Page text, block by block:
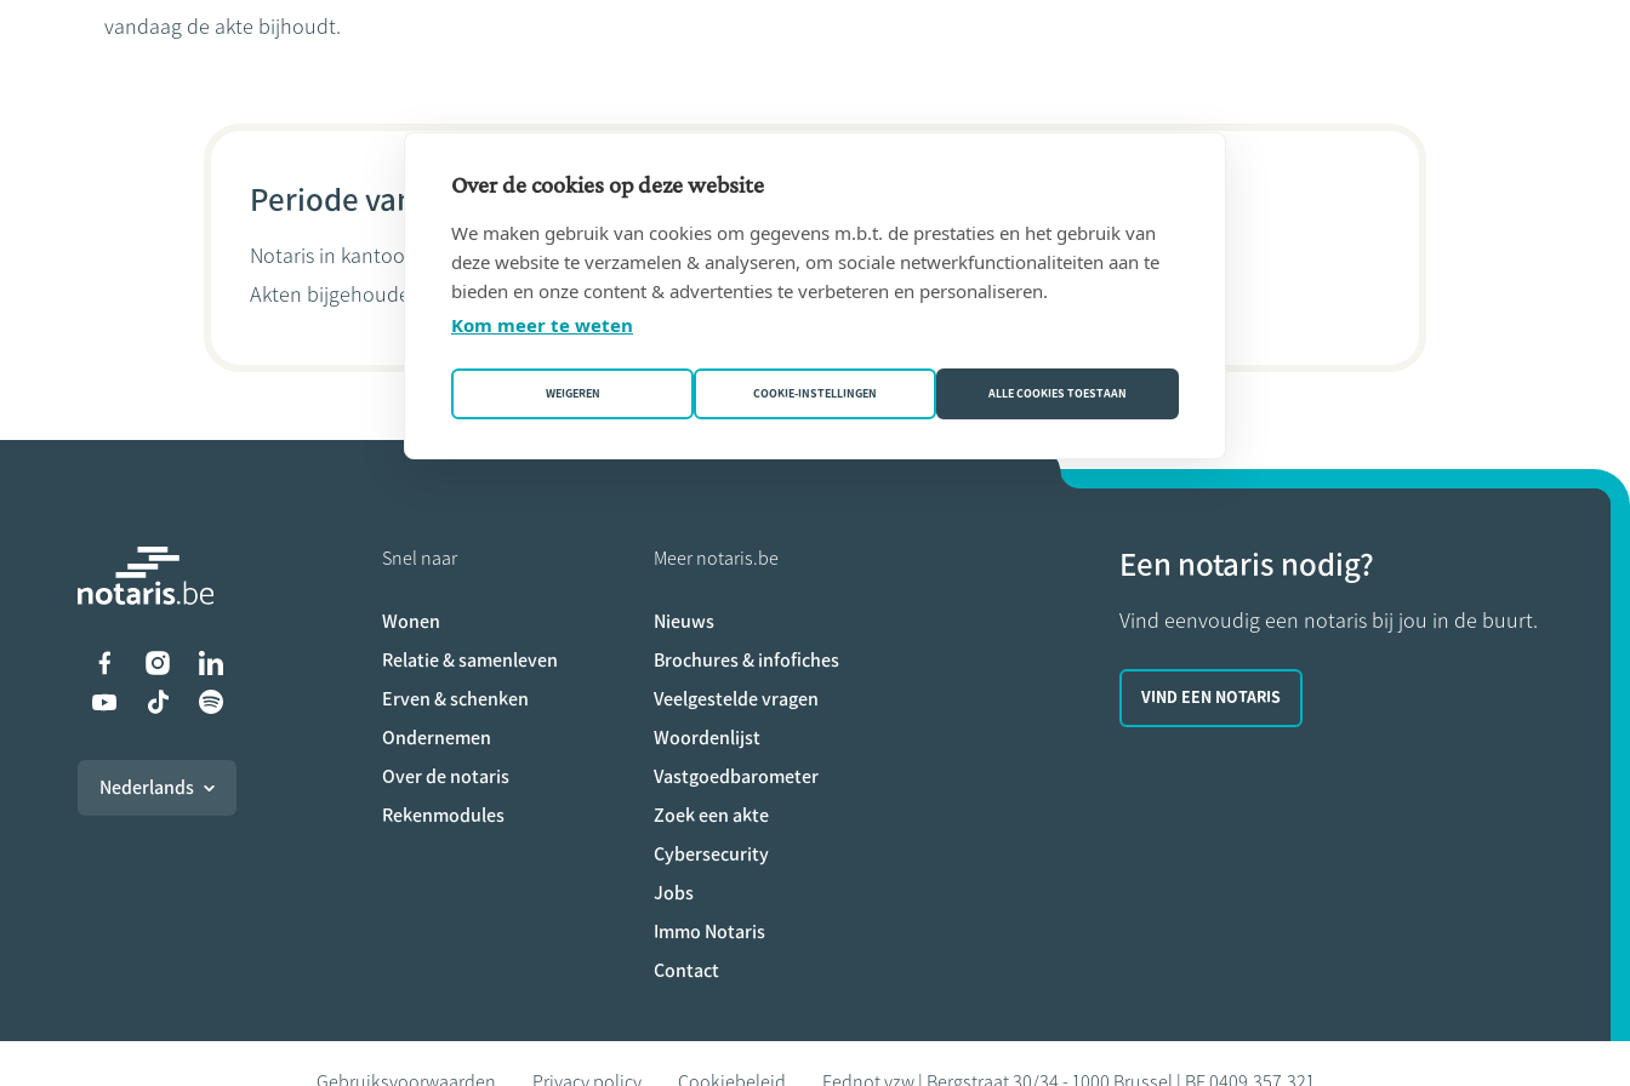
vandaag de akte bijhoudt.
Periode van 08/09/2015 tot 12/08/2024
Notaris in kantoor Danielle CHERPION, Notaire - Notaris(1040 Etterbeek)
Akten bijgehouden doorMaïté Bouclier
Liens vers les réseaux sociaux
Nederlands
Snel naar
Wonen
Relatie & samenleven
Erven & schenken
Ondernemen
Over de notaris
Rekenmodules
Meer notaris.be
Nieuws
Brochures & infofiches
Veelgestelde vragen
Woordenlijst
Vastgoedbarometer
Zoek een akte
Cybersecurity
Jobs
Immo Notaris
Contact
Een notaris nodig?
Vind eenvoudig een notaris bij jou in de buurt.
VIND EEN NOTARIS
Over de cookies op deze website
We maken gebruik van cookies om gegevens m.b.t. de prestaties en het gebruik van
deze website te verzamelen & analyseren, om sociale netwerkfunctionaliteiten aan te
bieden en onze content & advertenties te verbeteren en personaliseren.
Kom meer te weten
WEIGEREN COOKIE-INSTELLINGEN ALLE COOKIES TOESTAAN